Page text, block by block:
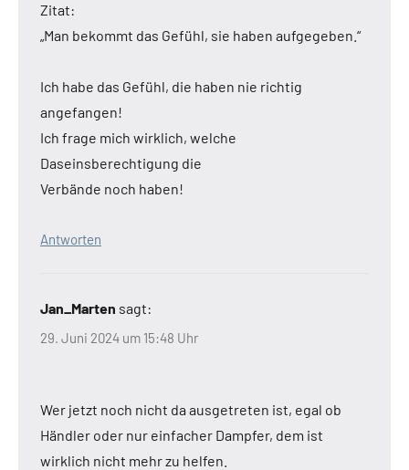
Zitat:
„Man bekommt das Gefühl, sie haben aufgegeben.“
Ich habe das Gefühl, die haben nie richtig
angefangen!
Ich frage mich wirklich, welche
Daseinsberechtigung die
Verbände noch haben!
Antworten
Jan_Marten sagt:
29. Juni 2024 um 15:48 Uhr
Wer jetzt noch nicht da ausgetreten ist, egal ob
Händler oder nur einfacher Dampfer, dem ist
wirklich nicht mehr zu helfen.